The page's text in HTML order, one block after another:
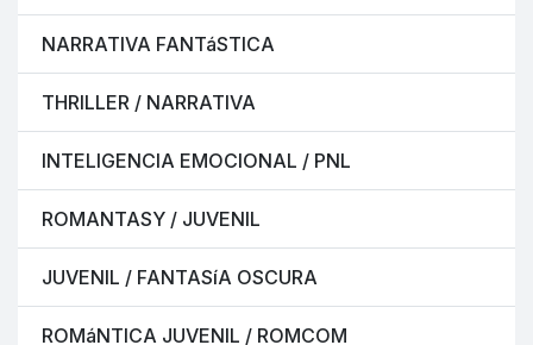
NARRATIVA FANTáSTICA
THRILLER / NARRATIVA
INTELIGENCIA EMOCIONAL / PNL
ROMANTASY / JUVENIL
JUVENIL / FANTASíA OSCURA
ROMáNTICA JUVENIL / ROMCOM